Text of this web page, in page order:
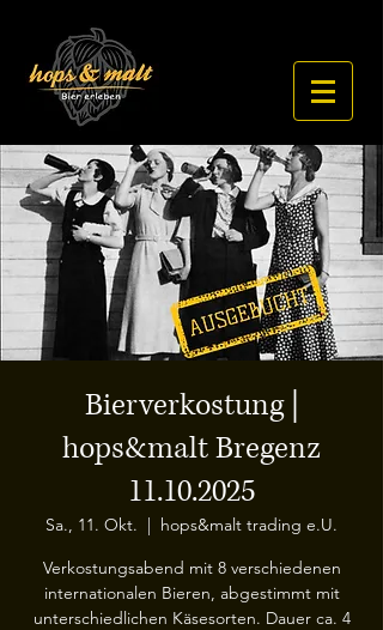
Bierverkostung |
hops&malt Bregenz
11.10.2025
Sa., 11. Okt.
  |
hops&malt trading e.U.
Verkostungsabend mit 8 verschiedenen
internationalen Bieren, abgestimmt mit
unterschiedlichen Käsesorten. Dauer ca. 4